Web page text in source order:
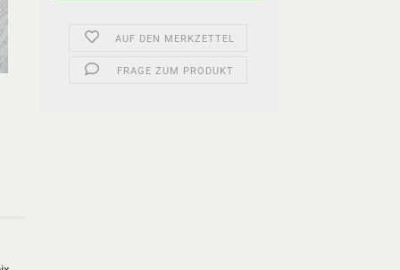
AUF DEN MERKZETTEL
FRAGE ZUM PRODUKT